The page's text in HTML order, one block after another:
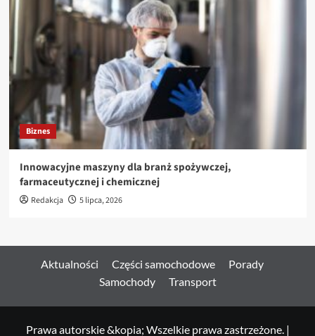
Biznes
Innowacyjne maszyny dla branż spożywczej,
farmaceutycznej i chemicznej
Redakcja 5 lipca, 2026
Aktualności Części samochodowe
Porady
Samochody
Transport
Prawa autorskie &kopia; Wszelkie prawa zastrzeżone. |